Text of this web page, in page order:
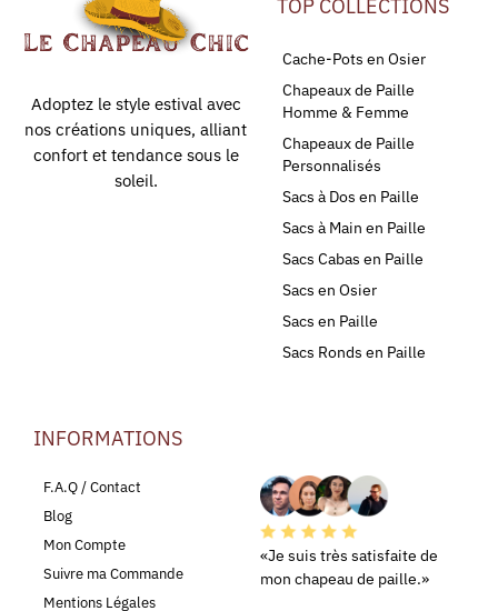
Adoptez le style estival avec
nos créations uniques, alliant
confort et tendance sous le
soleil.
TOP COLLECTIONS
Cache-Pots en Osier
Chapeaux de Paille
Homme & Femme
Chapeaux de Paille
Personnalisés
Sacs à Dos en Paille
Sacs à Main en Paille
Sacs Cabas en Paille
Sacs en Osier
Sacs en Paille
Sacs Ronds en Paille
INFORMATIONS
F.A.Q / Contact
Blog
Mon Compte
Suivre ma Commande
Mentions Légales
«Je suis très satisfaite de
mon chapeau de paille.»